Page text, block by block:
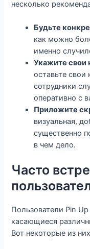
несколько
Будьте
как можно
именно
Укажите свои
оставьте свои
сотрудники
оперативно с
Приложите
визуальная,
существенно
в чем дело.
Часто
Пользователи Pin
касающиеся
Вот некоторые из